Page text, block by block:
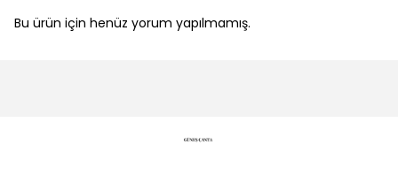
Bu ürün için henüz yorum yapılmamış.